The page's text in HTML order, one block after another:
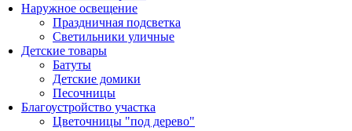
Наружное освещение
Праздничная подсветка
Светильники уличные
Детские товары
Батуты
Детские домики
Песочницы
Благоустройство участка
Цветочницы "под дерево"